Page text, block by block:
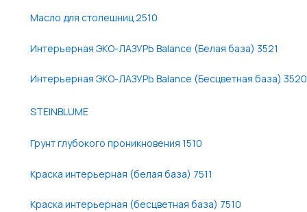
Масло для столешниц 2510
Интерьерная ЭКО-ЛАЗУРЬ Balance (Белая база) 3521
Интерьерная ЭКО-ЛАЗУРЬ Balance (Бесцветная база) 3520
STEINBLUME
Грунт глубокого проникновения 1510
Краска интерьерная (белая база) 7511
Краска интерьерная (бесцветная база) 7510